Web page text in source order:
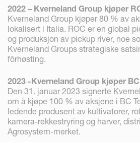
2022 – Kverneland Group kjøper
Kverneland Group kjøper 80 % av
lokalisert i Italia. ROC er en global
og produksjon av pickup river, noe
Kverneland Groups strategiske
fôrhøsting.
2023 -Kverneland Group kjøper BC
Den 31. januar 2023 signerte
om å kjøpe 100 % av aksjene i BC
ledende produsent av kultivatorer,
kamera-rekkestryring og harver,
Agrosystem-merket.